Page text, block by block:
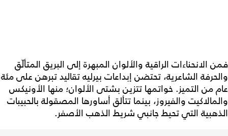
فمن الانحناءات الراقية والألوان المبهرة إلى البريق المتألّق
والحرفة الشاعرية، تحتضن إبداعات بيرليه تقاليد تبرهن على مئة
عام من التميز. خواتمها تتزين بشتى الألوان؛ منها الأونيكس
والمالاكيت والفيروز، بينما تتألق أساورها المصقولة بالحبيبات
الذهبية التي تحيط جانبي شريط الذهب الأصفر.